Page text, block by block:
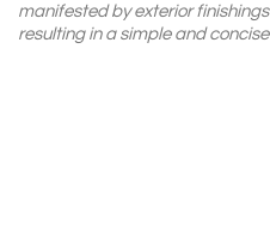
manifested by exterior
resulting in a simple and